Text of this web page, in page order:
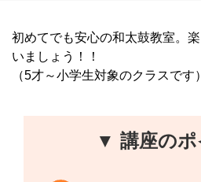
初めてでも安心の和太鼓教室。
いましょう！！
（5才～小学生対象のクラスです）
▼ 講座のポ